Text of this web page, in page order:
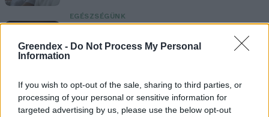
Greendex - Do Not Process My Personal
Information
If you wish to opt-out of the sale, sharing to third parties, or
processing of your personal or sensitive information for
targeted advertising by us, please use the below opt-out
EGÉSZSÉGÜNK
Csillaghullás, napfogyatkozás:
ÉLŐ BOLYGÓNK